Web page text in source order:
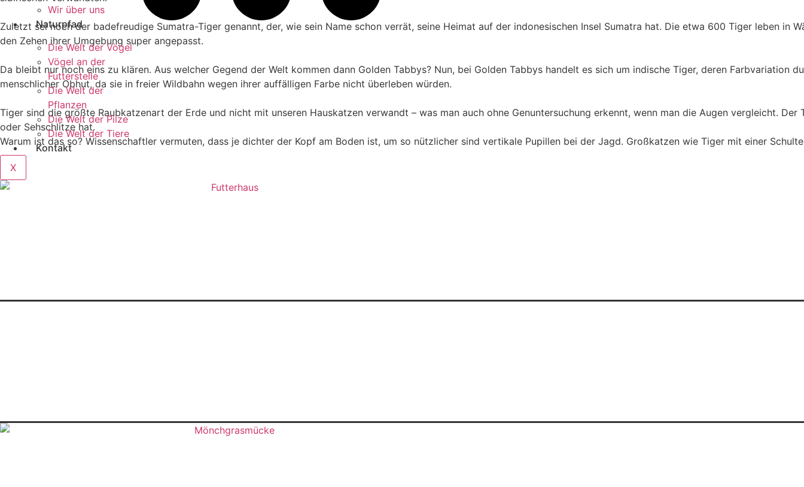
Wir über uns
Naturpfad
Die Welt der Vögel
Vögel an der
Futterstelle
Die Welt der
Pflanzen
Die Welt der Pilze
Die Welt der Tiere
Kontakt
X
Zuletzt sei noch der badefreudige Sumatra-Tiger genannt, der, wie sein Name schon verrät, seine Heimat auf der indonesischen Insel Sumatra hat. Die etwa 600 Tiger leben in
den Zehen ihrer Umgebung super angepasst.
Da bleibt nur noch eins zu klären. Aus welcher Gegend der Welt kommen dann Golden Tabbys? Nun, bei Golden Tabbys handelt es sich um indische Tiger, deren Farbvariation
menschlicher Obhut, da sie in freier Wildbahn wegen ihrer auffälligen Farbe nicht überleben würden.
Tiger sind die größte Raubkatzenart der Erde und nicht mit unseren Hauskatzen verwandt – was man auch ohne Genuntersuchung erkennt, wenn man die Augen vergleicht.
oder Sehschlitze hat.
Warum ist das so? Wissenschaftler vermuten, dass je dichter der Kopf am Boden ist, um so nützlicher sind vertikale Pupillen bei der Jagd. Großkatzen wie Tiger mit einer